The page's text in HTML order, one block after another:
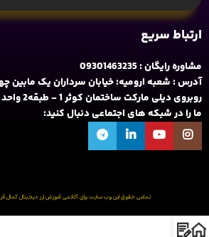
ارتباط سریع
مشاوره رایگان : 09301463235
آدرس : شعبه ارومیه: خیابان سرداران یک مابین
روبروی دیلی مارکت ساختمان کوثر 1 - طبقه2 واحد 4
ما را در شبکه های اجتماعی دنبال کنید:
تمامی حقوق این وب سایت برای آکادمی آموزش ارز دیجیتال کمال